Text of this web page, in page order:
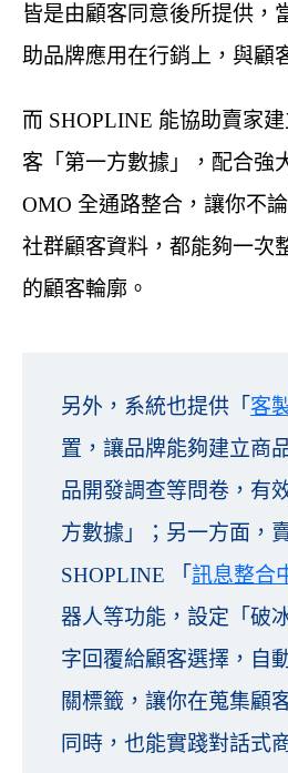
皆是由顧客同意後所提供，
助品牌應用在行銷上，與顧
而 SHOPLINE 能協助賣家
客「第一方數據」，配合強
OMO 全通路整合，讓你不
社群顧客資料，都能夠一次
的顧客輪廓。
另外，系統也提供「 客
置，讓品牌能夠建立商
品開發調查等問卷，有
方數據」；另一方面，
SHOPLINE 「 訊息整合
器人等功能，設定「破
字回覆給顧客選擇，自
關標籤，讓你在蒐集顧
同時，也能實踐對話式